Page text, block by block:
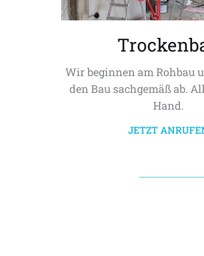
Wir beginnen am Rohbau
den Bau sachgemäß ab.
Hand.
JETZT